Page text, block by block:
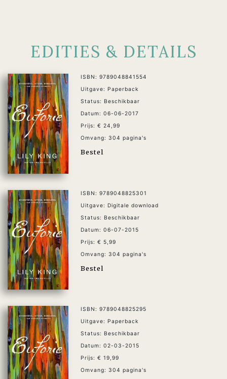
EDITIES & DETAILS
ISBN: 9789048841554
Uitgave: Paperback
Status: Beschikbaar
Datum: 06-06-2017
Prijs: € 24,99
Omvang: 304 pagina's
Bestel
ISBN: 9789048825301
Uitgave: Digitale download
Status: Beschikbaar
Datum: 06-07-2015
Prijs: € 5,99
Omvang: 304 pagina's
Bestel
ISBN: 9789048825295
Uitgave: Paperback
Status: Beschikbaar
Datum: 02-03-2015
Prijs: € 19,99
Omvang: 304 pagina's